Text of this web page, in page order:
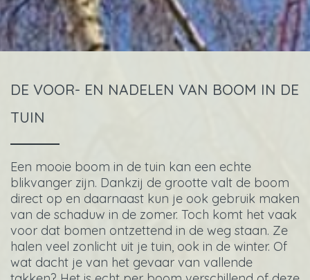
DE VOOR- EN NADELEN VAN BOOM IN DE
TUIN
Een mooie boom in de tuin kan een echte
blikvanger zijn. Dankzij de grootte valt de boom
direct op en daarnaast kun je ook gebruik maken
van de schaduw in de zomer. Toch komt het vaak
voor dat bomen ontzettend in de weg staan. Ze
halen veel zonlicht uit je tuin, ook in de winter. Of
wat dacht je van het gevaar van vallende